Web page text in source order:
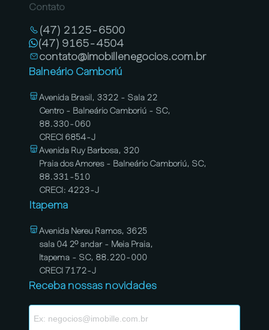
Contato
(47) 2125-6500
(47) 9165-4504
contato@imobillenegocios.com.br
Balneário Camboriú
Avenida Brasil, 3322 - Sala 22
Centro - Balneário Camboriú - SC,
88.330-060
CRECI 6854-J
Avenida Ruy Barbosa, 320
Praia dos Amores - Balneário Camboriú, SC,
88.331-510
CRECI: 4223-J
Itapema
Avenida Nereu Ramos, 3625
sala 04 2º andar - Meia Praia,
Itapema - SC, 88.220-000
CRECI 7172-J
Receba nossas novidades